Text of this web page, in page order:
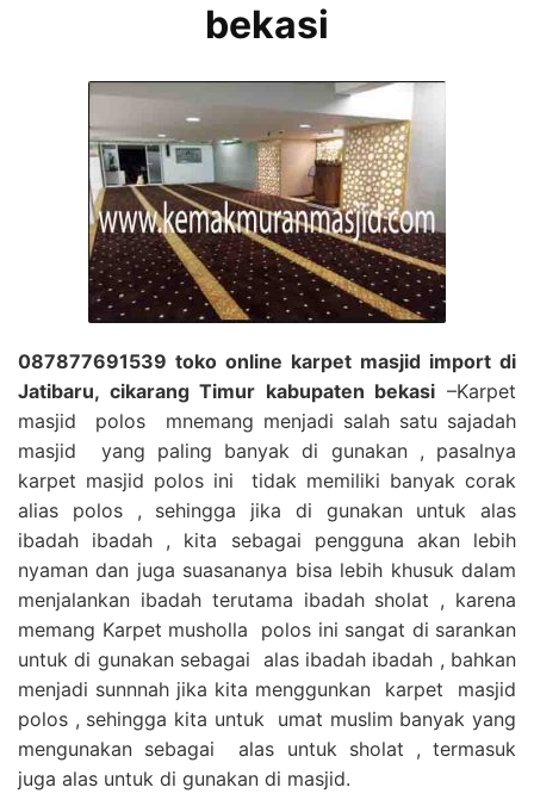
bekasi
087877691539 toko online karpet masjid import di
Jatibaru, cikarang Timur kabupaten bekasi –Karpet
masjid polos mnemang menjadi salah satu sajadah
masjid yang paling banyak di gunakan , pasalnya
karpet masjid polos ini tidak memiliki banyak corak
alias polos , sehingga jika di gunakan untuk alas
ibadah ibadah , kita sebagai pengguna akan lebih
nyaman dan juga suasananya bisa lebih khusuk dalam
menjalankan ibadah terutama ibadah sholat , karena
memang Karpet musholla polos ini sangat di sarankan
untuk di gunakan sebagai alas ibadah ibadah , bahkan
menjadi sunnnah jika kita menggunkan karpet masjid
polos , sehingga kita untuk umat muslim banyak yang
mengunakan sebagai alas untuk sholat , termasuk
juga alas untuk di gunakan di masjid.